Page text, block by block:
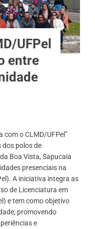
UFPel
entre
com o CLMD/UFPel”
dos polos de
Boa Vista, Sapucaia
presenciais na
A iniciativa integra as
de Licenciatura em
e tem como objetivo
promovendo
e